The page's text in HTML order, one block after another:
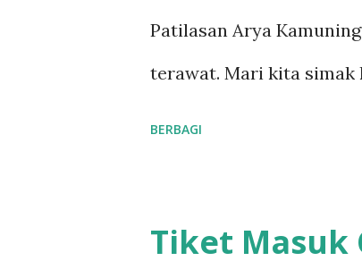
Patilasan Arya
terawat. Mari kita simak
dikenal juga sebagai
BERBAGI
Tiket Masuk